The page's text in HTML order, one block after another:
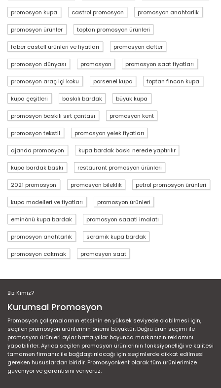
promosyon kupa castrol promosyon promosyon anahtarlik
promosyon ürünler toptan promosyon ürünleri
faber castell ürünleri ve fiyatları promosyon defter
promosyon dünyası promosyon promosyon saat fiyatları
promosyon araç içi koku porsenel kupa toptan fincan kupa
kupa çeşitleri baskılı bardak büyük kupa
promosyon baskılı sırt çantası promosyon kent
promosyon tekstil promosyon yelek fiyatları
ajanda promosyon kupa bardak baskı nerede yaptırılır
kupa bardak baskı restaurant promosyon ürünleri
2021 promosyon promosyon bileklik petrol promosyon ürünleri
kupa modelleri ve fiyatları promosyon ürünleri
eminönü kupa bardak promosyon saaati imalatı
promosyon anahtarlık seramik kupa bardak
promosyon cakmak promosyon saat
Biz Kimiz?
Kurumsal Promosyon
Promosyon çalışmalarının etksinin en yüksek seviyede olabilmesi için,
seçilen promosyon ürünlerinin önemi büyüktür. Doğru ürün seçimi ile
promosyon ürünleri aylar hatta yıllar boyunca markanızın reklamını
yapabilirler. Ayrıca seçilen promosyon ürünlerinin fonksiyonelliği ve kalitesi
tamamen firmanız ile bağdaştırılacağı için seçimlerde dikkat edilmesi
gereken hususlardan biridir. Promosyonkent olarak tüm ürünlerimize
güveniyor ve garantisini veriyoruz.